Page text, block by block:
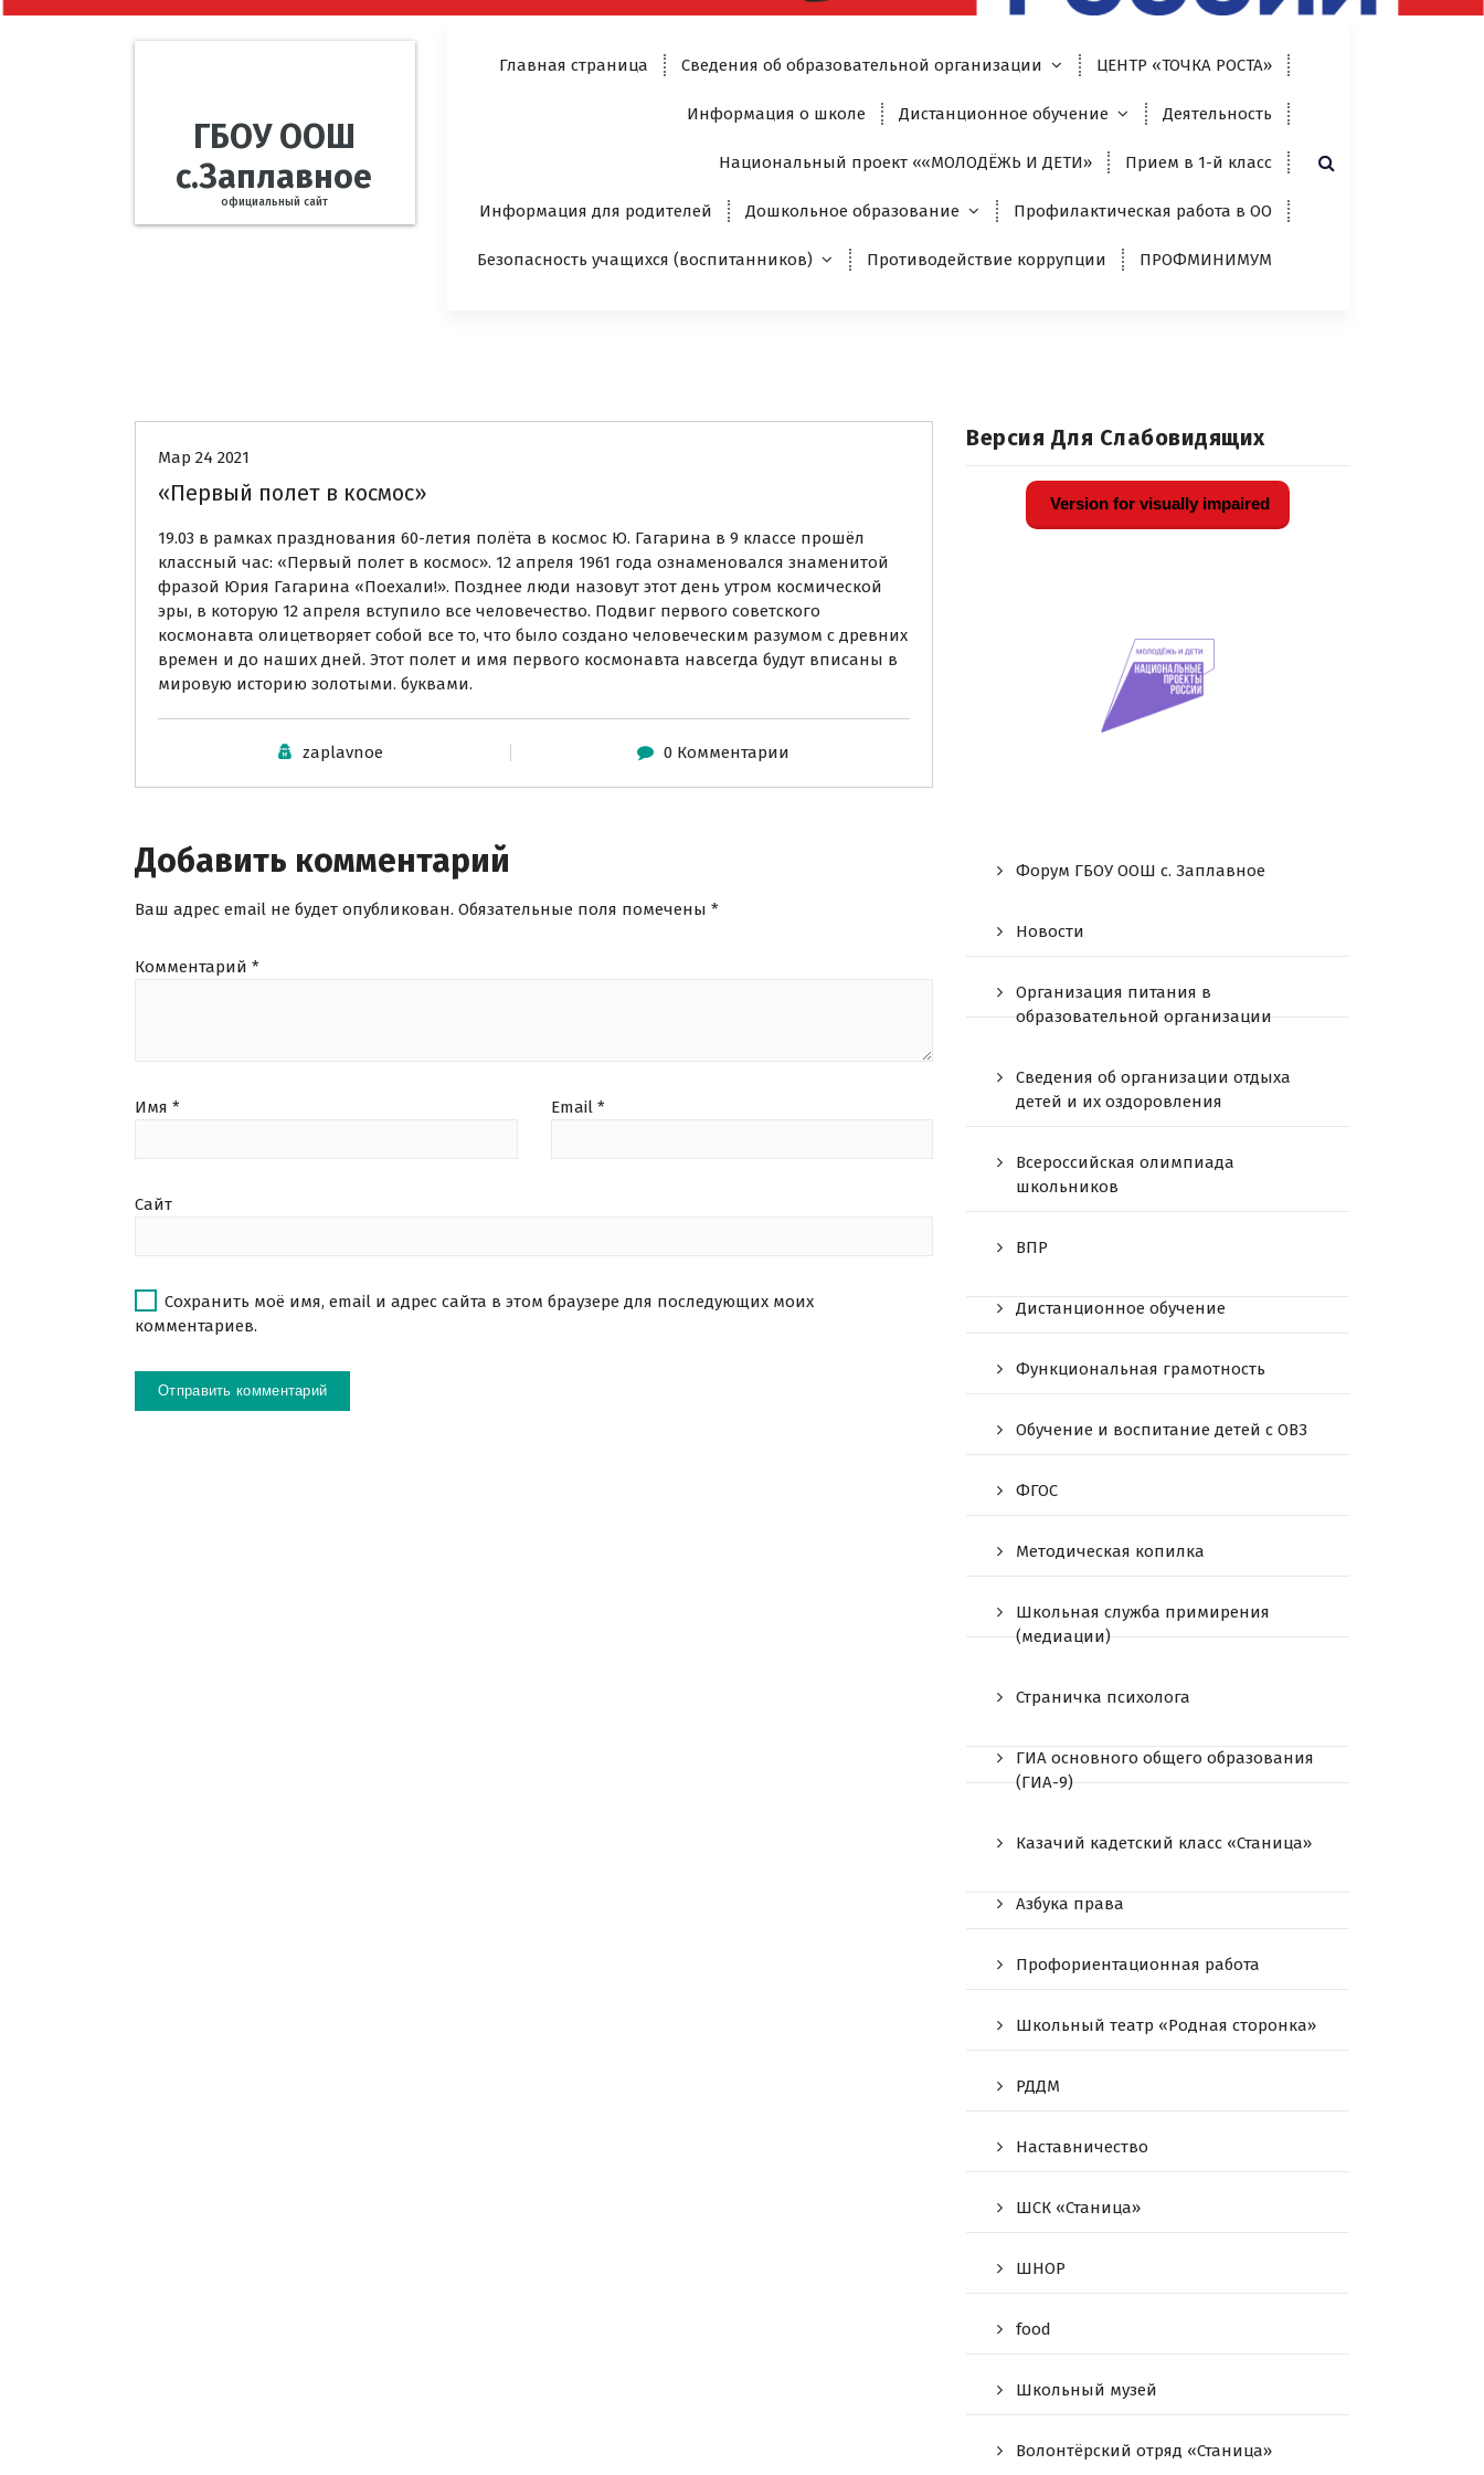
ГБОУ ООШ
с.Заплавное
официальный сайт
Главная страница Сведения об образовательной организации ЦЕНТР «ТОЧКА РОСТА»
Информация о школе Дистанционное обучение Деятельность
Национальный проект ««МОЛОДЁЖЬ И ДЕТИ» Прием в 1-й класс
Информация для родителей Дошкольное образование Профилактическая работа в ОО
Безопасность учащихся (воспитанников) Противодействие коррупции ПРОФМИНИМУМ
Мар 24 2021
«Первый полет в космос»
19.03 в рамках празднования 60-летия полёта в космос Ю. Гагарина в 9 классе прошёл
классный час: «Первый полет в космос». 12 апреля 1961 года ознаменовался знаменитой
фразой Юрия Гагарина «Поехали!». Позднее люди назовут этот день утром космической
эры, в которую 12 апреля вступило все человечество. Подвиг первого советского
космонавта олицетворяет собой все то, что было создано человеческим разумом с древних
времен и до наших дней. Этот полет и имя первого космонавта навсегда будут вписаны в
мировую историю золотыми. буквами.
zaplavnoe 0 Комментарии
Добавить комментарий
Ваш адрес email не будет опубликован. Обязательные поля помечены *
Комментарий *
Имя * Email *
Сайт
Сохранить моё имя, email и адрес сайта в этом браузере для последующих моих
комментариев.
Версия Для Слабовидящих
Version for visually impaired
Форум ГБОУ ООШ c. Заплавное
Новости
Организация питания в
образовательной организации
Сведения об организации отдыха
детей и их оздоровления
Всероссийская олимпиада
школьников
ВПР
Дистанционное обучение
Функциональная грамотность
Обучение и воспитание детей с ОВЗ
ФГОС
Методическая копилка
Школьная служба примирения
(медиации)
Страничка психолога
ГИА основного общего образования
(ГИА-9)
Казачий кадетский класс «Станица»
Азбука права
Профориентационная работа
Школьный театр «Родная сторонка»
РДДМ
Наставничество
ШСК «Станица»
ШНОР
food
Школьный музей
Волонтёрский отряд «Станица»